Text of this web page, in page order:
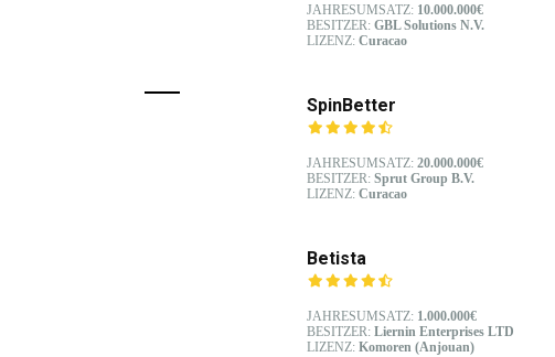
JAHRESUMSATZ: 10.000.000€
BESITZER: GBL Solutions N.V.
LIZENZ: Curacao
SpinBetter
JAHRESUMSATZ: 20.000.000€
BESITZER: Sprut Group B.V.
LIZENZ: Curacao
Betista
JAHRESUMSATZ: 1.000.000€
BESITZER: Liernin Enterprises LTD
LIZENZ: Komoren (Anjouan)